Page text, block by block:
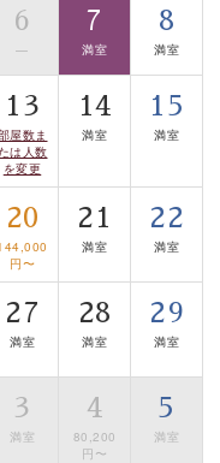
日がございます
ど歴史ある諏訪の街
部屋、 大人のたしな
。
6
—
7
満室
8
満室
13
屋数ま
は人数
を変更
14
満室
15
満室
20
円〜
21
満室
22
満室
27
満室
28
満室
29
満室
3
満室
4
80,200
円〜
5
満室